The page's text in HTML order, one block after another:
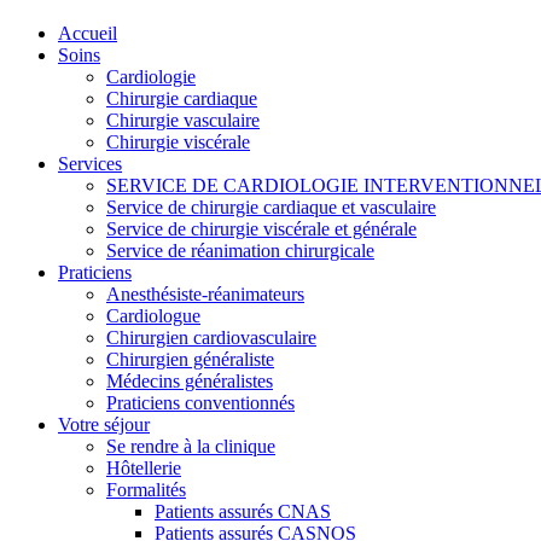
Accueil
Soins
Cardiologie
Chirurgie cardiaque
Chirurgie vasculaire
Chirurgie viscérale
Services
SERVICE DE CARDIOLOGIE
Service de chirurgie cardiaque et vasculaire
Service de chirurgie viscérale et générale
Service de réanimation chirurgicale
Praticiens
Anesthésiste-réanimateurs
Cardiologue
Chirurgien cardiovasculaire
Chirurgien généraliste
Médecins généralistes
Praticiens conventionnés
Votre séjour
Se rendre à la clinique
Hôtellerie
Formalités
Patients assurés CNAS
Patients assurés CASNOS